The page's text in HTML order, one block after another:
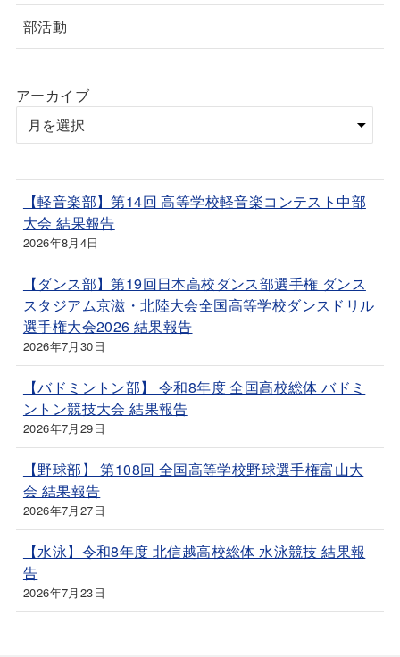
部活動
アーカイブ
【軽音楽部】第14回 高等学校軽音楽コンテスト中部
大会 結果報告
2026年8月4日
【ダンス部】第19回日本高校ダンス部選手権 ダンス
スタジアム京滋・北陸大会全国高等学校ダンスドリル
選手権大会2026 結果報告
2026年7月30日
【バドミントン部】 令和8年度 全国高校総体 バドミ
ントン競技大会 結果報告
2026年7月29日
【野球部】 第108回 全国高等学校野球選手権富山大
会 結果報告
2026年7月27日
【水泳】令和8年度 北信越高校総体 水泳競技 結果報
告
2026年7月23日